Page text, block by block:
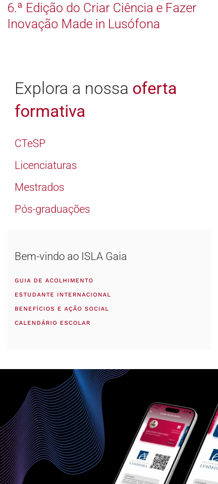
6.ª Edição do Criar Ciência e Fazer
Inovação Made in Lusófona
Explora a nossa oferta
formativa
CTeSP
Licenciaturas
Mestrados
Pós-graduações
Bem-vindo ao ISLA Gaia
GUIA DE ACOLHIMENTO
ESTUDANTE INTERNACIONAL
BENEFÍCIOS E AÇÃO SOCIAL
CALENDÁRIO ESCOLAR